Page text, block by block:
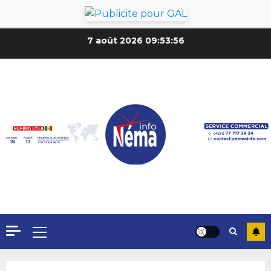
7 août 2026 09:53:58
Formation du nouveau
gouvernement : PASTEF pose